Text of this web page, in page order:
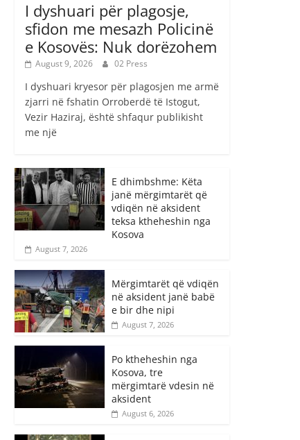
I dyshuari për plagosje,
sfidon me mesazh Policinë
e Kosovës: Nuk dorëzohem
August 9, 2026 02 Press
I dyshuari kryesor për plagosjen me armë
zjarri në fshatin Orroberdë të Istogut,
Vezir Haziraj, është shfaqur publikisht
me një
E dhimbshme: Këta
janë mërgimtarët që
vdiqën në aksident
teksa ktheheshin nga
Kosova
August 7, 2026
Mërgimtarët që vdiqën
në aksident janë babë
e bir dhe nipi
August 7, 2026
Po ktheheshin nga
Kosova, tre
mërgimtarë vdesin në
aksident
August 6, 2026